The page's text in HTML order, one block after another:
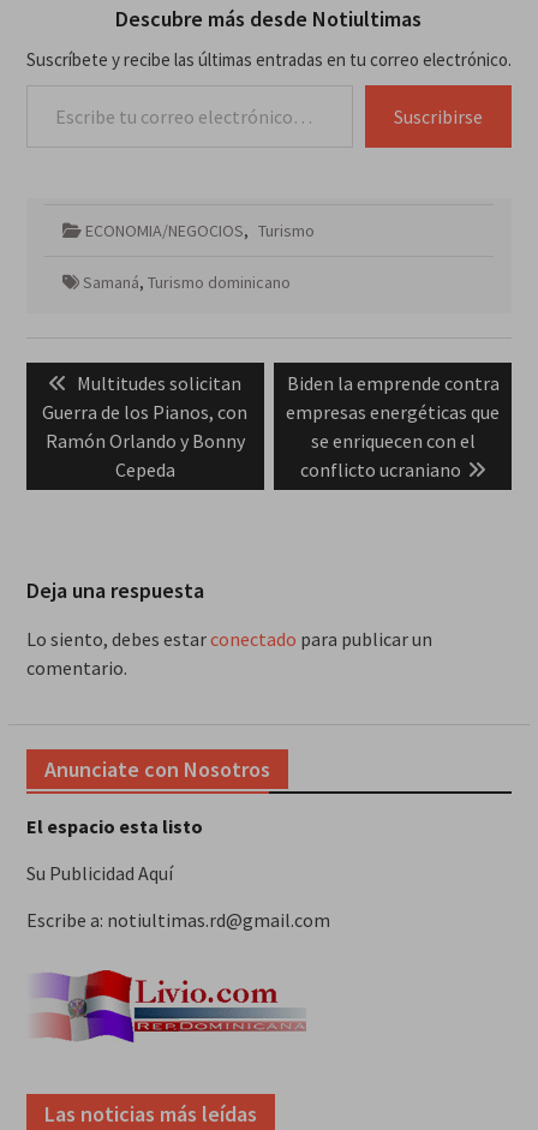
Descubre más desde Notiultimas
Suscríbete y recibe las últimas entradas en tu correo electrónico.
Suscribirse
ECONOMIA/NEGOCIOS, Turismo
Samaná, Turismo dominicano
Navegación
de
entradas
Previous
post:
Multitudes solicitan
Guerra de los Pianos, con
Ramón Orlando y Bonny
Cepeda
Next
post:
Biden la emprende contra
empresas energéticas que
se enriquecen con el
conflicto ucraniano
Deja una respuesta
Lo siento, debes estarconectado para publicar un
comentario.
Anunciate con Nosotros
El espacio esta listo
Su Publicidad Aquí
Escribe a: notiultimas.rd@gmail.com
Las noticias más leídas